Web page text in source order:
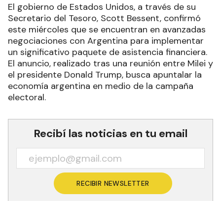
El gobierno de Estados Unidos, a través de su
Secretario del Tesoro, Scott Bessent, confirmó
este miércoles que se encuentran en avanzadas
negociaciones con Argentina para implementar
un significativo paquete de asistencia financiera.
El anuncio, realizado tras una reunión entre Milei y
el presidente Donald Trump, busca apuntalar la
economía argentina en medio de la campaña
electoral.
Recibí las noticias en tu email
RECIBIR NEWSLETTER